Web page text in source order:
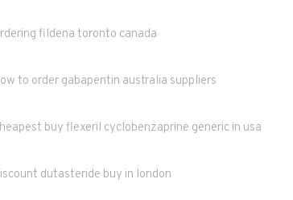
fildena toronto canada
to order gabapentin australia suppliers
buy flexeril cyclobenzaprine generic in usa
dutasteride buy in london